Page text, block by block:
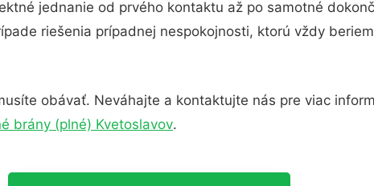
jednanie od prvého kontaktu až po samotné
riešenia prípadnej nespokojnosti, ktorú vždy
obávať. Neváhajte a kontaktujte nás pre viac
brány (plné) Kvetoslavov.